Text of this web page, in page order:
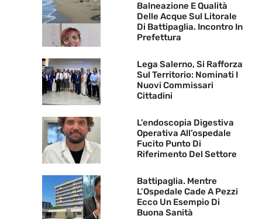
Balneazione E Qualità
Delle Acque Sul Litorale
Di Battipaglia. Incontro In
Prefettura
Lega Salerno, Si Rafforza
Sul Territorio: Nominati I
Nuovi Commissari
Cittadini
L’endoscopia Digestiva
Operativa All’ospedale
Fucito Punto Di
Riferimento Del Settore
Battipaglia. Mentre
L’Ospedale Cade A Pezzi
Ecco Un Esempio Di
Buona Sanità